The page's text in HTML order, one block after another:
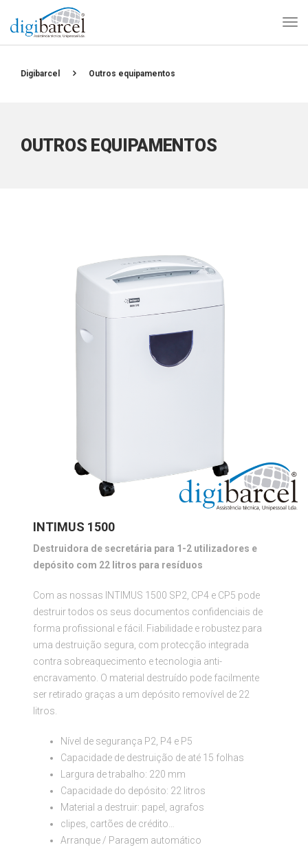
Digibarcel Outros equipamentos
OUTROS EQUIPAMENTOS
INTIMUS 1500
Destruidora de secretária para 1-2 utilizadores e
depósito com 22 litros para resíduos
Com as nossas INTIMUS 1500 SP2, CP4 e CP5 pode
destruir todos os seus documentos confidenciais de
forma profissional e fácil. Fiabilidade e robustez para
uma destruição segura, com protecção integrada
contra sobreaquecimento e tecnologia anti-
encravamento. O material destruído pode facilmente
ser retirado graças a um depósito removível de 22
litros.
Nível de segurança P2, P4 e P5
Capacidade de destruição de até 15 folhas
Largura de trabalho: 220 mm
Capacidade do depósito: 22 litros
Material a destruir: papel, agrafos
clipes, cartões de crédito…
Arranque / Paragem automático